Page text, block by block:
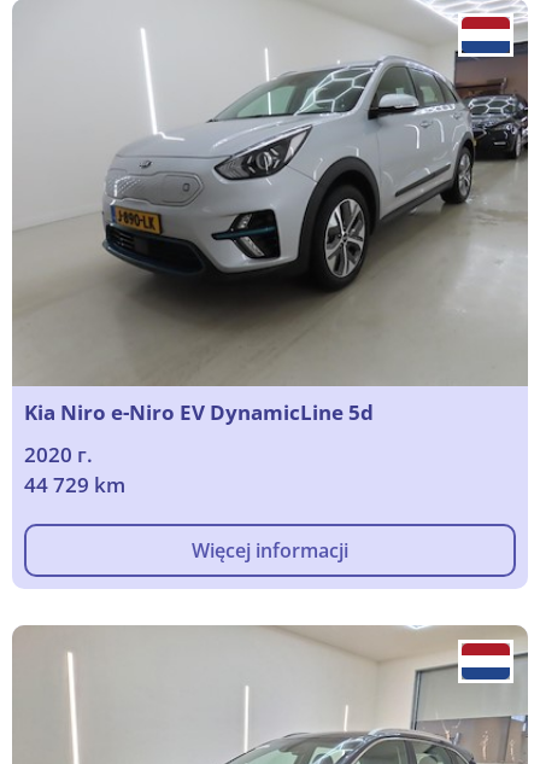
Kia Niro e-Niro EV DynamicLine 5d
2020 г.
44 729 km
Więcej informacji